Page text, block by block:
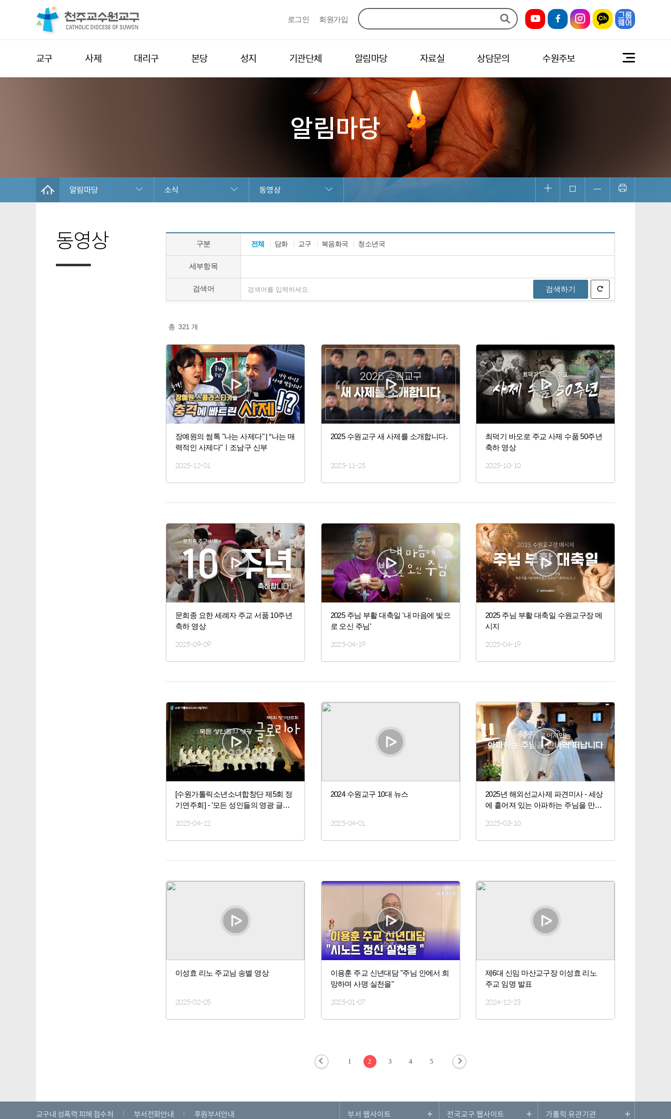
로그인 회원가입
교구 사제 대리구 본당 성지 기관단체 알림마당 자료실 상담문의 수원주보
알림마당
알림마당 소식 동영상
동영상 구분 전체 담화 교구 복음화국 청소년국
세부항목
검색어 검색하기
총 321 개
장예원의 썸톡 "나는 사제다" | “나는 매
력적인 사제다"ㅣ조남구 신부
2025-12-01
2025 수원교구 새 사제를 소개합니다.
2025-11-25
최덕기 바오로 주교 사제 수품 50주년
축하 영상
2025-10-10
문희종 요한 세례자 주교 서품 10주년
축하 영상
2025-09-09
2025 주님 부활 대축일 '내 마음에 빛으
로 오신 주님'
2025-04-19
2025 주님 부활 대축일 수원교구장 메
시지
2025-04-19
[수원가톨릭소년소녀합창단 제5회 정
기연주회] - '모든 성인들의 영광 글로
2025-04-12
2024 수원교구 10대 뉴스
2025-04-01
2025년 해외선교사제 파견미사 - 세상
에 흩어져 있는 아파하는 주님을 만나
2025-03-10
이성효 리노 주교님 송별 영상
2025-02-05
이용훈 주교 신년대담 "주님 안에서 희
망하며 사명 실천을"
2025-01-07
제6대 신임 마산교구장 이성효 리노
주교 임명 발표
2024-12-23
1 2 3 4 5
교구내 성폭력 피해 접수처 부서전화안내 후원부서안내